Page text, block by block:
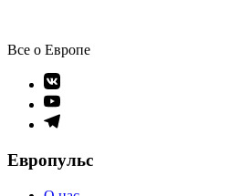
Все о Европе
Элемент
меню
Элемент
меню
Элемент
Европульс